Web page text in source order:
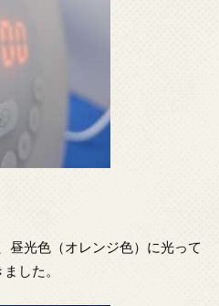
昼光色（オレンジ色）に光って
した。